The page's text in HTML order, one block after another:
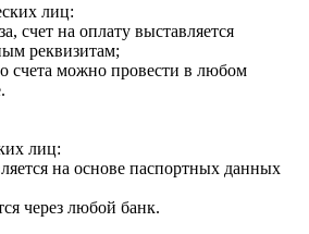
лиц:
счет на оплату выставляется
реквизитам;
счета можно провести в любом
лиц:
на основе паспортных данных
через любой банк.